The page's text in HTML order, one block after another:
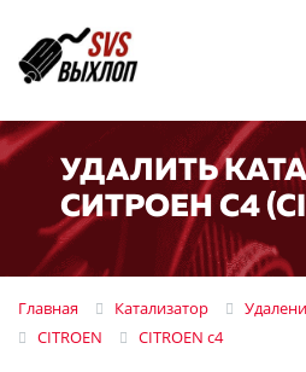
УДАЛИТЬ
СИТРОЕН C4
Главная Катализатор
CITROEN
CITROEN c4